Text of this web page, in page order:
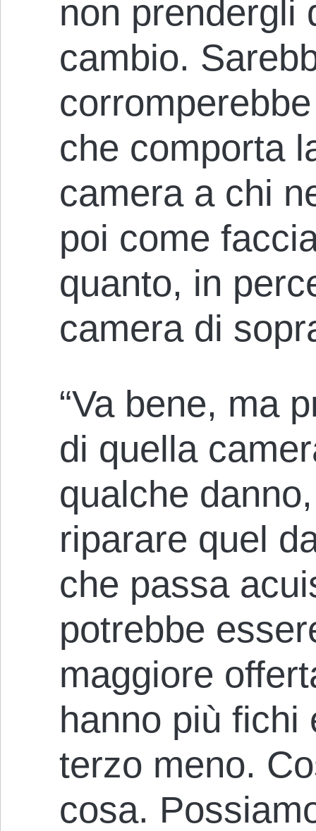
non prendergli
cambio.
che comporta
camera a chi
poi come
quanto, in
camera di
“Va bene, ma
di quella
qualche
riparare quel
che passa
potrebbe
maggiore
hanno più fichi
terzo meno.
cosa.